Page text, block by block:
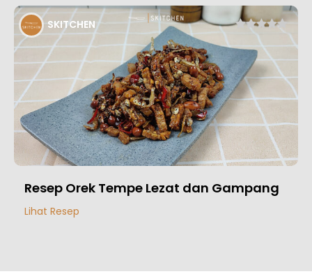
SKITCHEN
Resep Orek Tempe Lezat dan Gampang
Lihat Resep